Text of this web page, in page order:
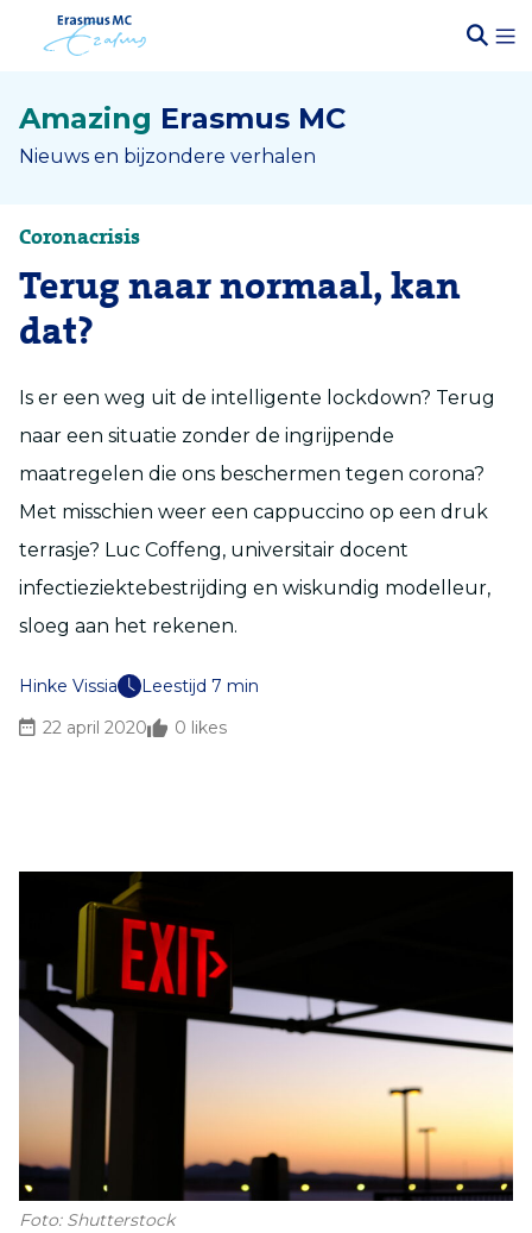
Amazing Erasmus MC
Nieuws en bijzondere verhalen
Coronacrisis
Terug naar normaal, kan
dat?
Is er een weg uit de intelligente lockdown? Terug
naar een situatie zonder de ingrijpende
maatregelen die ons beschermen tegen corona?
Met misschien weer een cappuccino op een druk
terrasje? Luc Coffeng, universitair docent
infectieziektebestrijding en wiskundig modelleur,
sloeg aan het rekenen.
Hinke Vissia
Leestijd 7 min
22 april 2020
0 likes
Foto: Shutterstock